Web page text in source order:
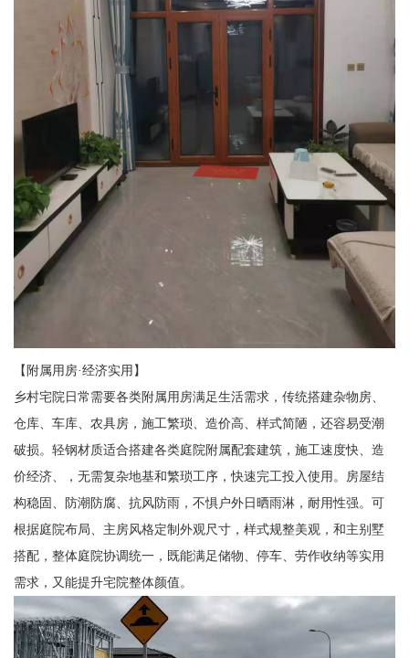
【附属用房·经济实用】
乡村宅院日常需要各类附属用房满足生活需求，传统搭建杂物房、
仓库、车库、农具房，施工繁琐、造价高、样式简陋，还容易受潮
破损。轻钢材质适合搭建各类庭院附属配套建筑，施工速度快、造
价经济、，无需复杂地基和繁琐工序，快速完工投入使用。房屋结
构稳固、防潮防腐、抗风防雨，不惧户外日晒雨淋，耐用性强。可
根据庭院布局、主房风格定制外观尺寸，样式规整美观，和主别墅
搭配，整体庭院协调统一，既能满足储物、停车、劳作收纳等实用
需求，又能提升宅院整体颜值。